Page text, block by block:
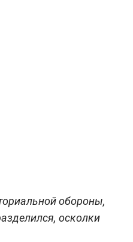
обороны,
осколки